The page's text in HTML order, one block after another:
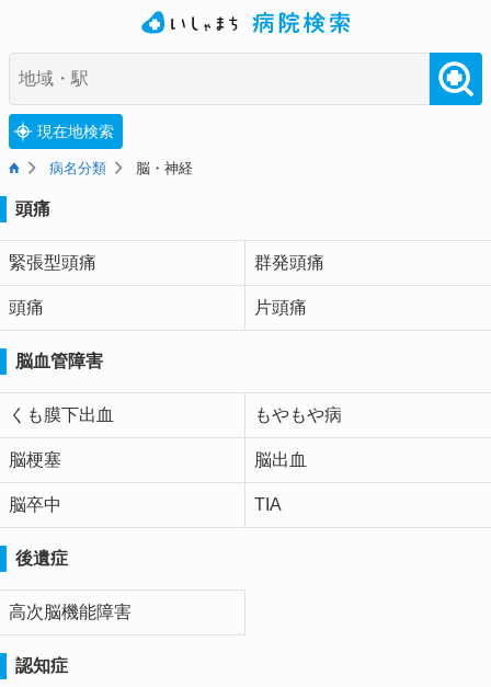
現在地検索
病名分類 脳・神経
頭痛
緊張型頭痛 群発頭痛
頭痛 片頭痛
脳血管障害
くも膜下出血 もやもや病
脳梗塞 脳出血
脳卒中 TIA
後遺症
高次脳機能障害
認知症